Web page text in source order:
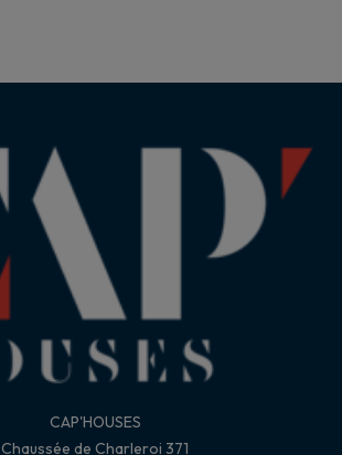
CAP'HOUSES
Chaussée de Charleroi 371